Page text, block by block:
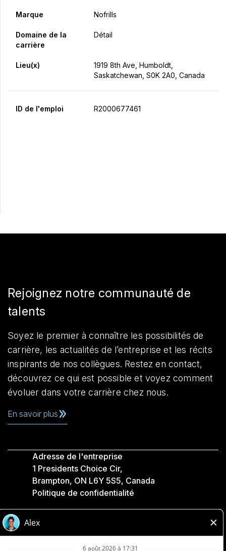
Marque Nofrills
Domaine de la
carrière
Détail
Lieu(x)
1919 8th Ave, Humboldt,
Saskatchewan, S0K 2A0, Canada
ID de l'emploi R2000677461
Rejoignez notre communauté de
talents
Soyez le premier à connaître les possibilités de
carrière, les actualités de l’entreprise et les récits
inspirants de nos collègues. Restez en contact,
découvrez ce qui est possible et voyez comment
évoluer dans votre carrière chez nous.
En savoir plus
Adresse de l'entreprise
1 Presidents Choice Cir,
Brampton, ON L6Y 5S5, Canada
Politique de confidentialité
Accessibilité